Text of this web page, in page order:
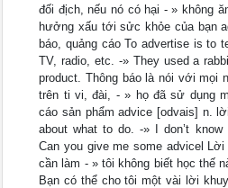
đối địch, nếu nó có hại - » không
hưởng xấu tới sửc khỏe của bạn
báo, quảng cáo To advertise is to
TV, radio, etc. -» They used a
product. Thông báo là nói với
trên ti vi, đài, - » họ đã sử dụng
cáo sản phẩm advice [odvais] n.
about what to do. -» I don’t
Can you give me some advicel
cần làm - » tôi không biết học thế
Bạn có thể cho tôi một vài lời